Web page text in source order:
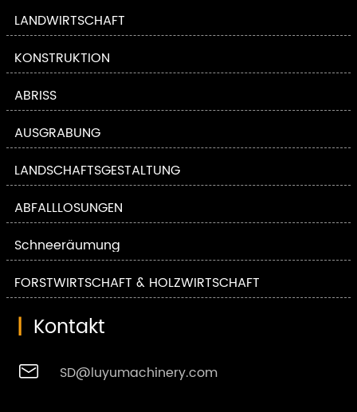
LANDWIRTSCHAFT
KONSTRUKTION
ABRISS
AUSGRABUNG
LANDSCHAFTSGESTALTUNG
ABFALLLÖSUNGEN
Schneeräumung
FORSTWIRTSCHAFT & HOLZWIRTSCHAFT
| Kontakt
 SD@luyumachinery.com